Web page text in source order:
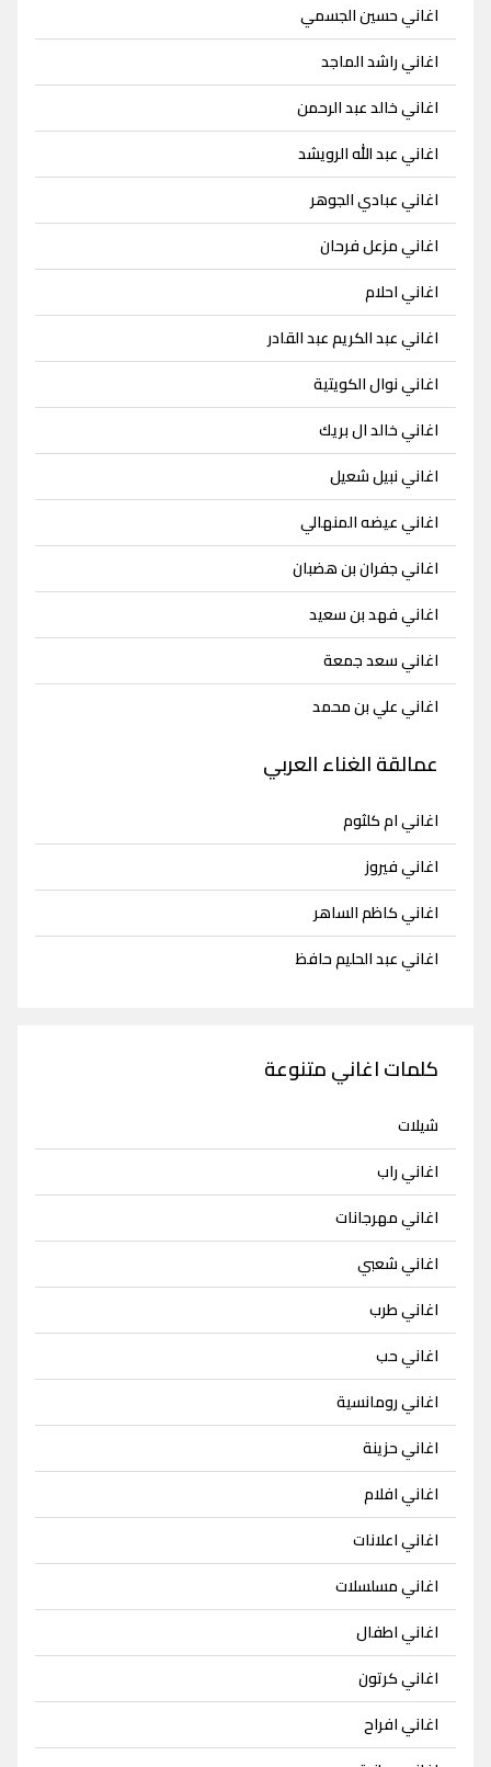
اغاني حسين الجسمي
اغاني راشد الماجد
اغاني خالد عبد الرحمن
اغاني عبد الله الرويشد
اغاني عبادي الجوهر
اغاني مزعل فرحان
اغاني احلام
اغاني عبد الكريم عبد القادر
اغاني نوال الكويتية
اغاني خالد ال بريك
اغاني نبيل شعيل
اغاني عيضه المنهالي
اغاني جفران بن هضبان
اغاني فهد بن سعيد
اغاني سعد جمعة
اغاني علي بن محمد
عمالقة الغناء العربي
اغاني ام كلثوم
اغاني فيروز
اغاني كاظم الساهر
اغاني عبد الحليم حافظ
كلمات اغاني متنوعة
شيلات
اغاني راب
اغاني مهرجانات
اغاني شعبي
اغاني طرب
اغاني حب
اغاني رومانسية
اغاني حزينة
اغاني افلام
اغاني اعلانات
اغاني مسلسلات
اغاني اطفال
اغاني كرتون
اغاني افراح